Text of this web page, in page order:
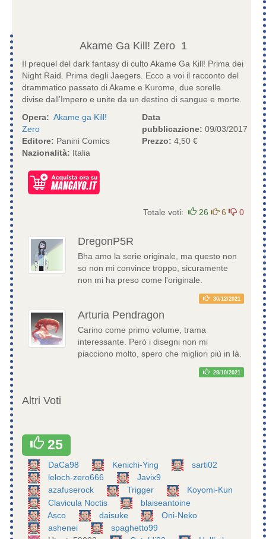
Akame Ga Kill! Zero1
Il prequel del dark fantasy di culto Akame Ga Kill! Prima dei
Night Raid. Prima degli Jaegers. Ecco a voi il racconto del
drammatico passato di Akame e Kurome, due sorelle
divise dall’Impero e unite da un destino di sangue e morte.
Opera: Akame ga Kill!
Zero
Editore: Panini Comics
Nazionalità: Italia
Data
pubblicazione: 09/03/2017
Prezzo: 4,50 €
Totale voti: 26 6 0
DregonP5R
Bha amo la serie originale, ma questo non
so non mi convince troppo, sicuramente
non mi ha preso come l'originale.
30/12/2021
Arturia Pendragon
Carino come primo volume, trama
interessante. Però i disegni non mi
piacciono molto, spero che migliori più in là.
28/10/2021
Altri Voti
25
DaCa98 Kenichi-Ying
sarti02
leloch-zero666
Javix9
azafuserock
Trigger
Koyomi-Kun
Clavicula Noctis
blaiseantoine
Asco
daisuke
Oni-Neko
ashenei
spaghetto99